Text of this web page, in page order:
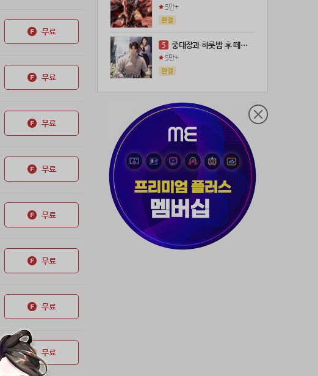
무료
무료
무료
무료
무료
무료
무료
무료
5만+
5 중대장과 하룻밤 후 떼돈을 벌었다
5만+